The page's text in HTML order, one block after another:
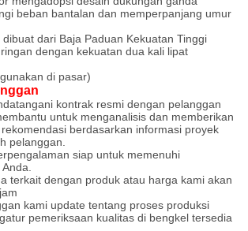
beban bantalan dan memperpanjang umur
dari Baja Paduan Kekuatan Tinggi
dengan kekuatan dua kali lipat
di pasar)
kontrak resmi dengan pelanggan
untuk menganalisis dan memberikan
berdasarkan informasi proyek
pelanggan.
siap untuk memenuhi
terkait dengan produk atau harga kami akan
kami update tentang proses produksi
pemeriksaan kualitas di bengkel tersedia